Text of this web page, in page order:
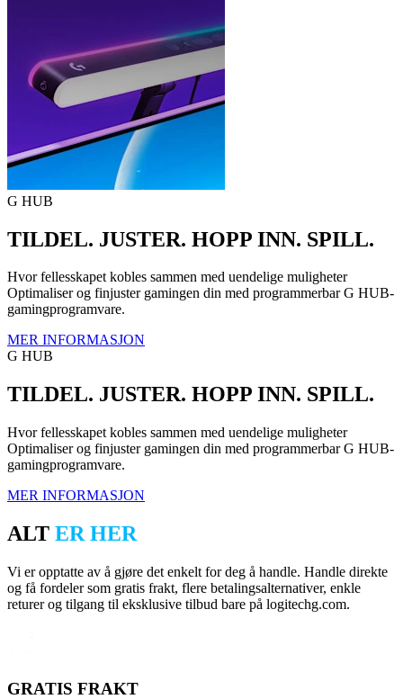
G HUB
TILDEL. JUSTER. HOPP INN. SPILL.
Hvor fellesskapet kobles sammen med uendelige muligheter
Optimaliser og finjuster gamingen din med programmerbar G HUB-
gamingprogramvare.
MER INFORMASJON
G HUB
TILDEL. JUSTER. HOPP INN. SPILL.
Hvor fellesskapet kobles sammen med uendelige muligheter
Optimaliser og finjuster gamingen din med programmerbar G HUB-
gamingprogramvare.
MER INFORMASJON
ALT ER HER
Vi er opptatte av å gjøre det enkelt for deg å handle. Handle direkte
og få fordeler som gratis frakt, flere betalingsalternativer, enkle
returer og tilgang til eksklusive tilbud bare på logitechg.com.
GRATIS FRAKT